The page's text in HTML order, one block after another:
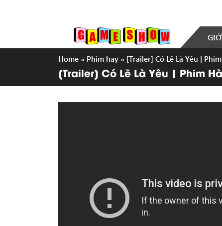
Home » Phim hay » [Trailer] Có Lẽ Là Yêu |
[Trailer] Có Lẽ Là Yêu | Phim